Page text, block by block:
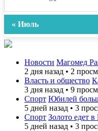
« Июль
Новости Магомед
2 дня назад • 2
Власть и общество
3 дня назад • 9
Спорт Юбилей
5 дней назад • 3
Спорт Золото едет
5 дней назад • 3